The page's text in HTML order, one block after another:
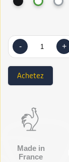
- +
Achetez
Made in
France